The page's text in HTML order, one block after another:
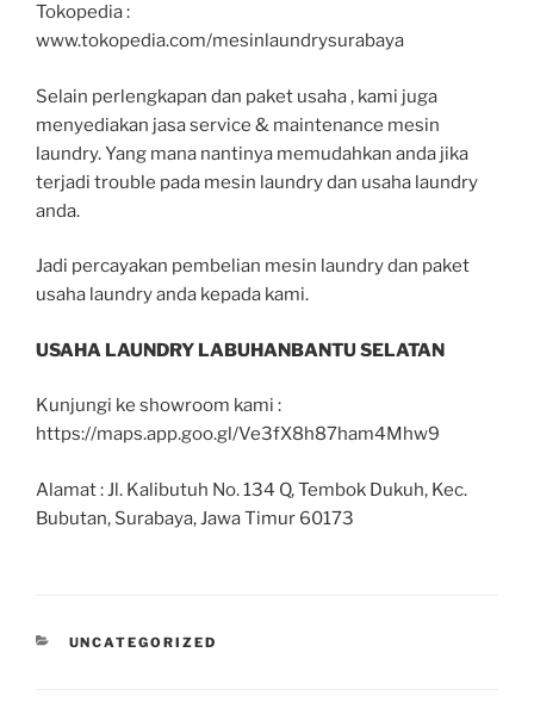
Tokopedia :
www.tokopedia.com/mesinlaundrysurabaya
Selain perlengkapan dan paket usaha , kami juga
menyediakan jasa service & maintenance mesin
laundry. Yang mana nantinya memudahkan anda jika
terjadi trouble pada mesin laundry dan usaha laundry
anda.
Jadi percayakan pembelian mesin laundry dan paket
usaha laundry anda kepada kami.
USAHA LAUNDRY LABUHANBANTU SELATAN
Kunjungi ke showroom kami :
https://maps.app.goo.gl/Ve3fX8h87ham4Mhw9
Alamat : Jl. Kalibutuh No. 134 Q, Tembok Dukuh, Kec.
Bubutan, Surabaya, Jawa Timur 60173
UNCATEGORIZED